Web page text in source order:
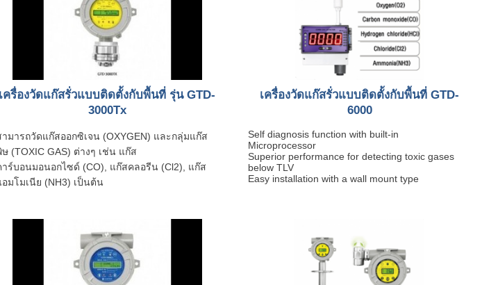
เครื่องวัดแก๊สรั่วแบบติดตั้งกับพื้นที่ รุ่น GTD-
3000Tx
ามารถวัดแก๊สออกซิเจน (OXYGEN) และกลุ่มแก๊ส
(TOXIC GAS) ต่างๆ เช่น แก๊ส
าร์บอนมอนอกไซด์ (CO), แก๊สคลอรีน (Cl2), แก๊ส
อมโมเนีย (NH3) เป็นต้น
เครื่องวัดแก๊สรั่วแบบติดตั้งกับพื้นที่ GTD-
6000
Self diagnosis function with built-in
Microprocessor
Superior performance for detecting toxic gases
below TLV
Easy installation with a wall mount type